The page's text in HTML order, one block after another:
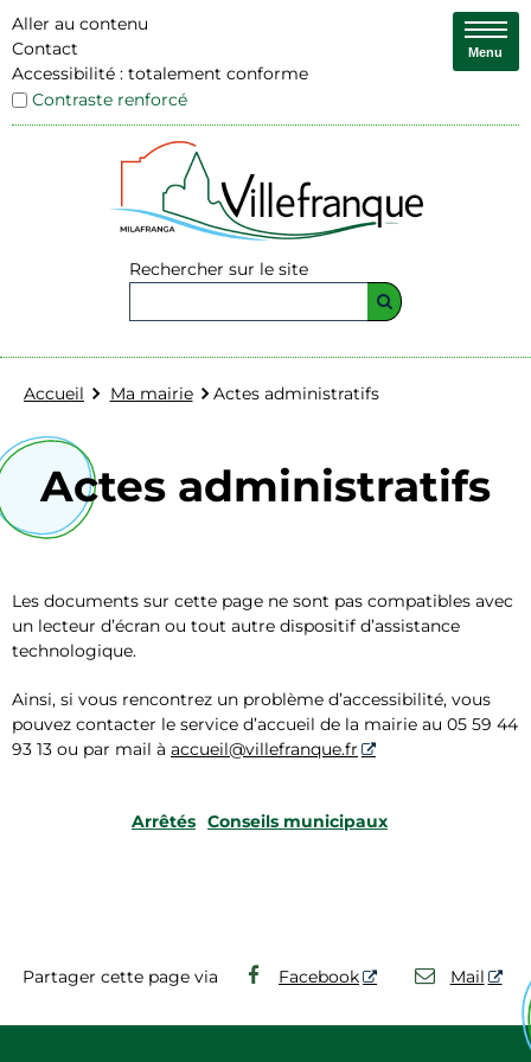
Aller au contenu
Contact
Accessibilité : totalement conforme
Contraste renforcé
Rechercher sur le site
Menu
Accueil Ma mairie Actes administratifs
Actes administratifs
Les documents sur cette page ne sont pas compatibles avec
un lecteur d’écran ou tout autre dispositif d’assistance
technologique.
Ainsi, si vous rencontrez un problème d’accessibilité, vous
pouvez contacter le service d’accueil de la mairie au 05 59 44
93 13 ou par mail à accueil@villefranque.fr
Arrêtés Conseils municipaux
Partager cette page via Facebook Mail